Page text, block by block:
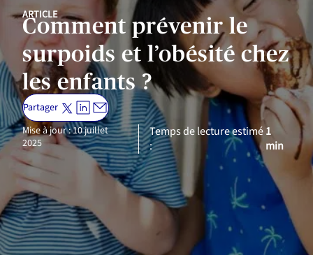
ARTICLE
Comment prévenir le
surpoids et l’obésité chez
les enfants ?
Partager
Mise à jour : 10 juillet
2025
Temps de lecture estimé
:
1
min